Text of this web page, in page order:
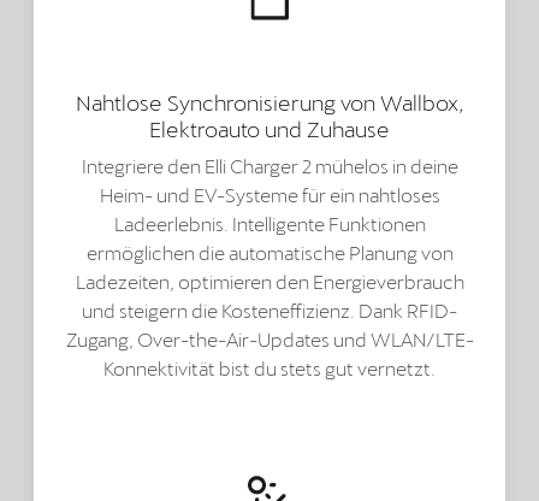
Nahtlose Synchronisierung von Wallbox,
Elektroauto und Zuhause
Integriere den Elli Charger 2 mühelos in deine
Heim- und EV-Systeme für ein nahtloses
Ladeerlebnis. Intelligente Funktionen
ermöglichen die automatische Planung von
Ladezeiten, optimieren den Energieverbrauch
und steigern die Kosteneffizienz. Dank RFID-
Zugang, Over-the-Air-Updates und WLAN/LTE-
Konnektivität bist du stets gut vernetzt.